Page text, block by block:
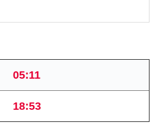
05:11
18:53